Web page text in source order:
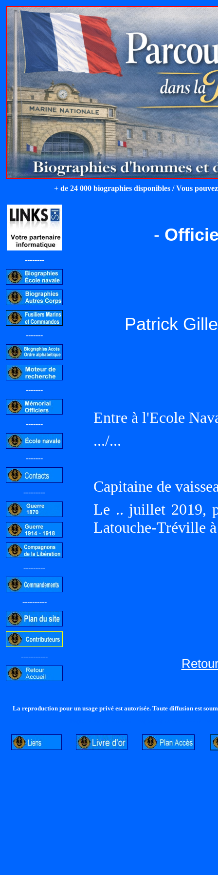
+ de 24 000 biographies disponibles / Vous
--------
-------
-------
-------
-------
---------
---------
----------
-----------
-
Patrick
Entre à l'Ecole
.../...
Capitaine de
Le .. juillet 2019,
Latouche-Tréville
La reproduction pour un usage privé est autorisée. Toute diffusion est